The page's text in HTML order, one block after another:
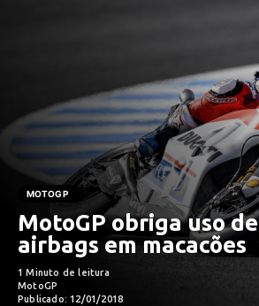
MOTOGP
MotoGP obriga uso de
airbags em macacões
1 Minuto de leitura
MotoGP
Publicado: 12/01/2018